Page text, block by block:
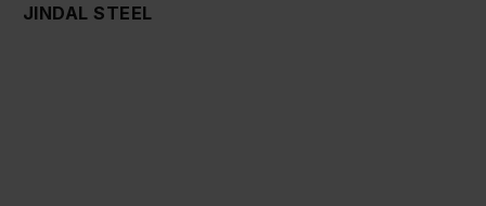
JINDAL STEEL